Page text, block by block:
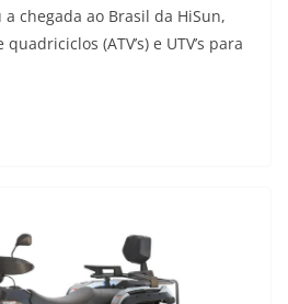
a chegada ao Brasil da HiSun,
(ATV’s) e UTV’s para